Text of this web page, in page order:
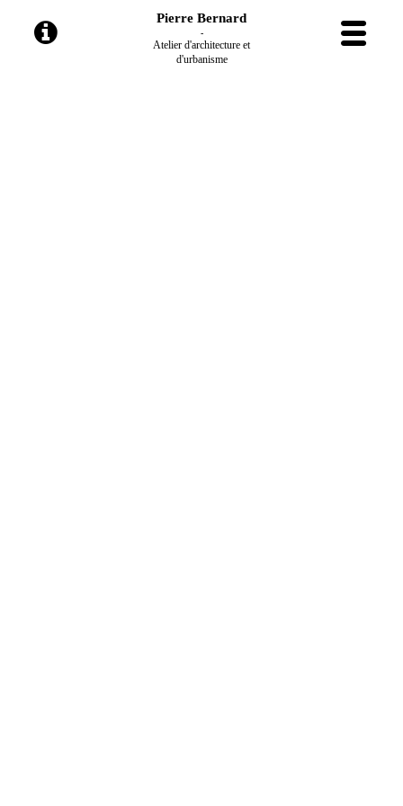
Pierre Bernard
-
Atelier d'architecture et
d'urbanisme